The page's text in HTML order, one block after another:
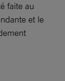
faite au
et le